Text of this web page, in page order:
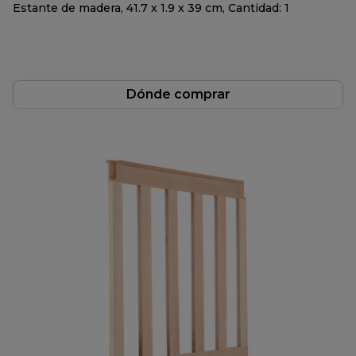
Estante de madera, 41.7 x 1.9 x 39 cm, Cantidad: 1
Dónde comprar